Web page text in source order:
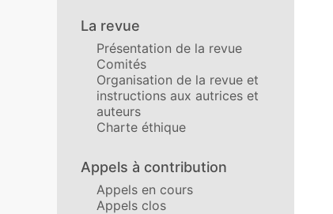
La revue
Présentation de la revue
Comités
Organisation de la revue et
instructions aux autrices et
auteurs
Charte éthique
Appels à contribution
Appels en cours
Appels clos